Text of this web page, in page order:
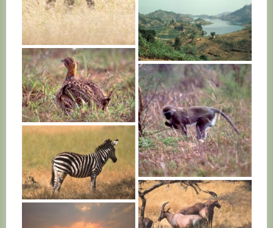
RWANDA
RWANDA
RWANDA
RWANDA